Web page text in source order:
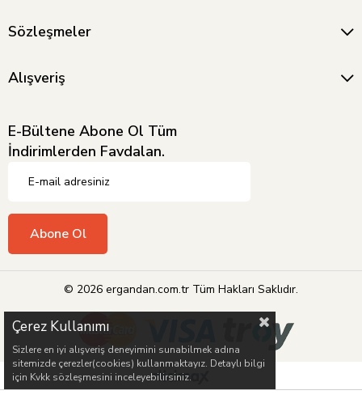
Sözleşmeler
Alışveriş
E-Bültene Abone Ol Tüm
İndirimlerden Favdalan.
Abone Ol
© 2026 ergandan.com.tr Tüm Hakları Saklıdır.
Çerez Kullanımı
Sizlere en iyi alışveriş deneyimini sunabilmek adına
sitemizde çerezler(cookies) kullanmaktayız. Detaylı bilgi
için Kvkk sözleşmesini inceleyebilirsiniz.